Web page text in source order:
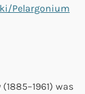
Pelargonium
was